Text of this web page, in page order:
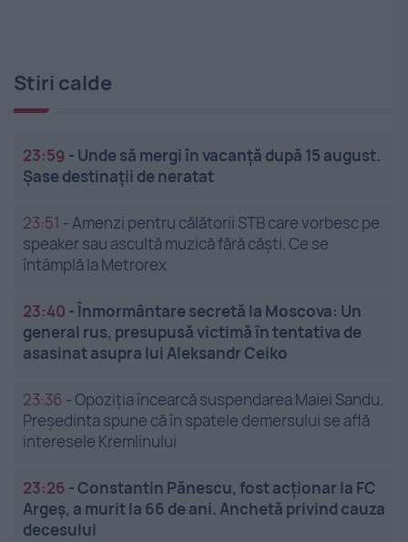
Stiri calde
23:59 - Unde să mergi în vacanță după 15 august.
Șase destinații de neratat
23:51 -Amenzi pentru călătorii STB care vorbesc pe
speaker sau ascultă muzică fără căști. Ce se
întâmplă la Metrorex
23:40 -Înmormântare secretă la Moscova: Un
general rus, presupusă victimă în tentativa de
asasinat asupra lui Aleksandr Ceiko
23:36 -Opoziția încearcă suspendarea Maiei Sandu.
Președinta spune că în spatele demersului se află
interesele Kremlinului
23:26 -Constantin Pănescu, fost acționar la FC
Argeș, a murit la 66 de ani. Anchetă privind cauza
decesului